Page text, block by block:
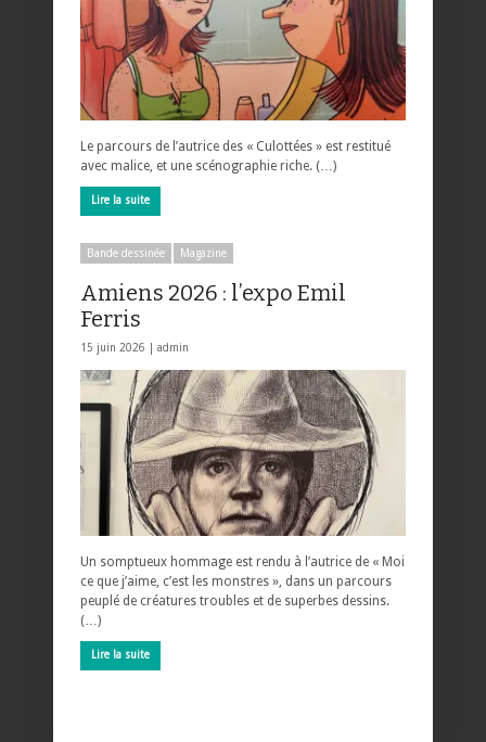
Le parcours de l’autrice des « Culottées » est restitué
avec malice, et une scénographie riche. (…)
Lire la suite
Bande dessinée Magazine
Amiens 2026 : l’expo Emil
Ferris
15 juin 2026 | admin
Un somptueux hommage est rendu à l’autrice de « Moi
ce que j’aime, c’est les monstres », dans un parcours
peuplé de créatures troubles et de superbes dessins.
(…)
Lire la suite